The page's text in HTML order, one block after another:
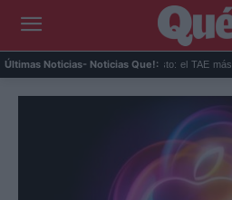
Últimas Noticias- Noticias Que!:
hipotecas de agosto: el TAE más compet...